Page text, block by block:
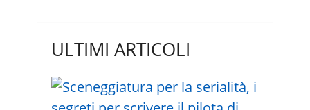
ULTIMI ARTICOLI